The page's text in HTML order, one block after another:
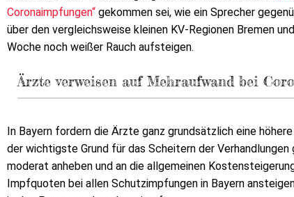
Coronaimpfungen“ gekommen sei, wie ein Sprecher
über den vergleichsweise kleinen KV-Regionen Bremen
Woche noch weißer Rauch aufsteigen.
Ärzte verweisen auf Mehraufwand bei
In Bayern fordern die Ärzte ganz grundsätzlich eine
der wichtigste Grund für das Scheitern der
moderat anheben und an die allgemeinen
Impfquoten bei allen Schutzimpfungen in Bayern